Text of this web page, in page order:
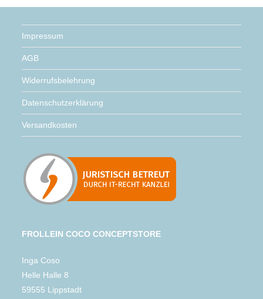
Impressum
AGB
Widerrufsbelehrung
Datenschutzerklärung
Versandkosten
FROLLEIN COCO CONCEPTSTORE
Inga Coso
Helle Halle 8
59555 Lippstadt